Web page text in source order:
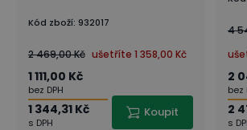
Kód zboží: 932017
2 469,00 Kč ušetříte 1 358,00 Kč
1 111,00 Kč
bez DPH
1 344,31 Kč
s DPH
Koupit
4
2
bez
2
s